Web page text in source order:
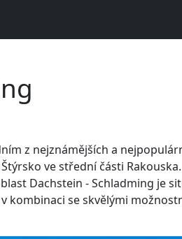
z nejznámějších a
ve střední části
Dachstein - Schladming je
kombinaci se skvělými